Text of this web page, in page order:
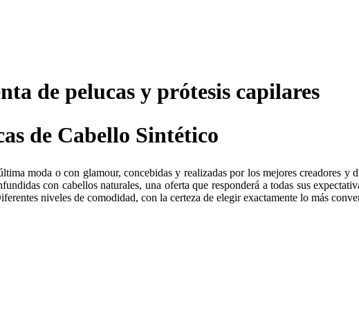
de pelucas y prótesis capilares
de Cabello Sintético
moda o con glamour, concebidas y realizadas por los mejores creadores y
con cabellos naturales, una oferta que responderá a todas sus
niveles de comodidad, con la certeza de elegir exactamente lo más